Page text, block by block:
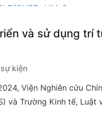
và sử dụng trí
kiện
Viện Nghiên cứu
và Trường Kinh tế, Luật